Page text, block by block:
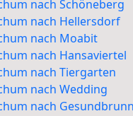
nach Schöneberg
nach Hellersdorf
nach Moabit
nach Hansaviertel
nach Tiergarten
nach Wedding
nach